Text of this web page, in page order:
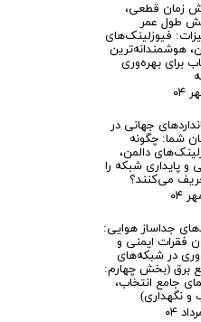
زمان قطعی،
طول عمر
فیوزلینک‌های
هوشمندانه‌ترین
برای بهره‌وری
جهانی در
شما: چگونه
دالمن،
و پایداری شبکه را
می‌کنند؟
جداساز هوایی:
فقرات ایمنی و
در شبکه‌های
برق (بخش چهارم:
جامع انتخاب،
نگهداری)